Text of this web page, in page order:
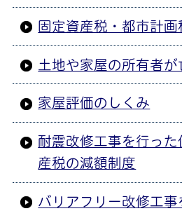
固定資産税・都市計画
土地や家屋の所有者が
家屋評価のしくみ
耐震改修工事を行っ
産税の減額制度
バリアフリー改修工